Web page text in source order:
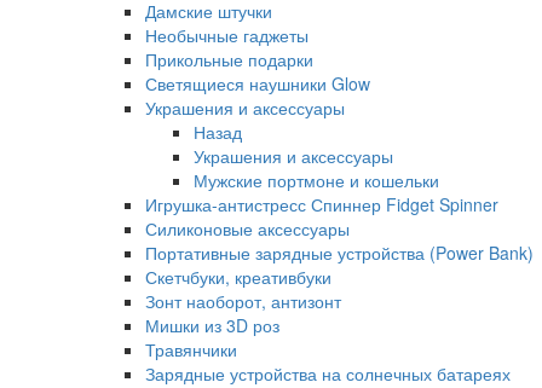
Дамские штучки
Необычные гаджеты
Прикольные подарки
Светящиеся наушники Glow
Украшения и аксессуары
Назад
Украшения и аксессуары
Мужские портмоне и кошельки
Игрушка-антистресс Спиннер Fidget Spinner
Силиконовые аксессуары
Портативные зарядные устройства (Power Bank)
Скетчбуки, креативбуки
Зонт наоборот, антизонт
Мишки из 3D роз
Травянчики
Зарядные устройства на солнечных батареях